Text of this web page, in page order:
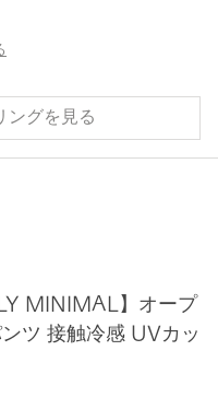
ングを見る
MINIMAL】オープ
ツ 接触冷感 UVカッ